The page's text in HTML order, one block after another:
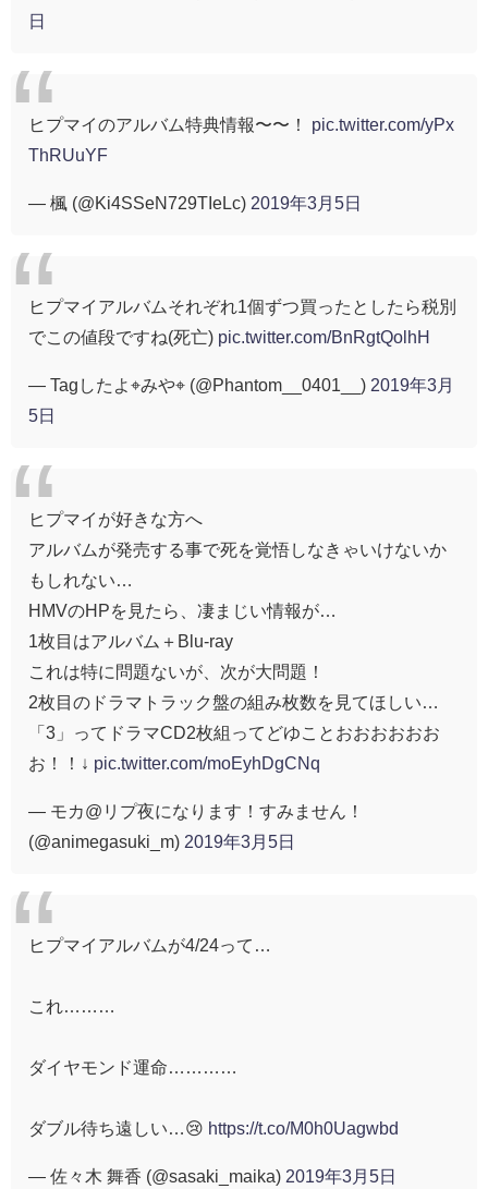
日
ヒプマイのアルバム特典情報〜〜！ pic.twitter.com/yPx
ThRUuYF
— 楓 (@Ki4SSeN729TIeLc) 2019年3月5日
ヒプマイアルバムそれぞれ1個ずつ買ったとしたら税別
でこの値段ですね(死亡) pic.twitter.com/BnRgtQolhH
— Tagしたよ⌖みや⌖ (@Phantom__0401__) 2019年3月
5日
ヒプマイが好きな方へ
アルバムが発売する事で死を覚悟しなきゃいけないか
もしれない…
HMVのHPを見たら、凄まじい情報が…
1枚目はアルバム＋Blu-ray
これは特に問題ないが、次が大問題！
2枚目のドラマトラック盤の組み枚数を見てほしい…
「3」ってドラマCD2枚組ってどゆことおおおおおお
お！！↓ pic.twitter.com/moEyhDgCNq
— モカ@リプ夜になります！すみません！
(@animegasuki_m) 2019年3月5日
ヒプマイアルバムが4/24って…
これ………
ダイヤモンド運命…………
ダブル待ち遠しい…😢 https://t.co/M0h0Uagwbd
— 佐々木 舞香 (@sasaki_maika) 2019年3月5日